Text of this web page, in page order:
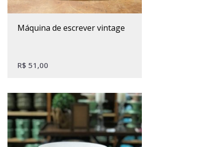
máquina de escrever vintage
R$ 51,00